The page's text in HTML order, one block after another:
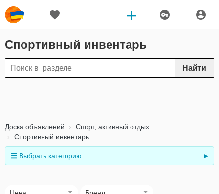
Спортивный инвентарь
Найти
Доска объявлений
Спорт, активный отдых
Спортивный инвентарь
Выбрать категорию ►